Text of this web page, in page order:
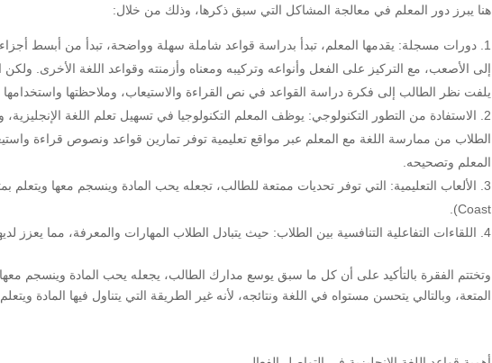
هنا يبرز دور المعلم في معالجة المشاكل التي سبق ذكرها، وذلك من خلال:
دورات مسجلة: يقدمها المعلم، تبدأ بدراسة قواعد شاملة سهلة وواضحة، تبدأ من أبسط
إلى الأصعب، مع التركيز على الفعل وأنواعه وتركيبه ومعناه وأزمنته وقواعد اللغة الأخرى.
يلفت نظر الطالب إلى فكرة دراسة القواعد في نص القراءة والاستيعاب، وملاحظتها واستخدامها
الاستفادة من التطور التكنولوجي: يوظف المعلم التكنولوجيا في تسهيل تعلم اللغة
الطلاب من ممارسة اللغة مع المعلم عبر مواقع تعليمية توفر تمارين قواعد ونصوص قراءة
المعلم وتصحيحه.
Coast).
اللقاءات التفاعلية التنافسية بين الطلاب: حيث يتبادل الطلاب المهارات والمعرفة، مما يعزز
وتختتم الفقرة بالتأكيد على أن كل ما سبق يوسع مدارك الطالب، يجعله يحب المادة وينسجم
المتعة، وبالتالي يتحسن مستواه في اللغة ونتائجه، لأنه غير الطريقة التي يتناول فيها المادة ويتعلم.